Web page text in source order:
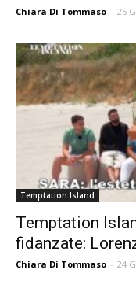
Chiara Di Tommaso - 25
Temptation Island
Temptation
fidanzate:
Chiara Di Tommaso - 24